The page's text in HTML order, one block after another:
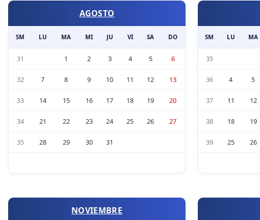
AGOSTO
SM LU MA MI JU VI SA DO
31 1 2 3 4 5 6
32 7 8 9 10 11 12 13
33 14 15 16 17 18 19 20
34 21 22 23 24 25 26 27
35 28 29 30 31
SM LU MA
35
36 4 5
37 11 12
38 18 19
39 25 26
NOVIEMBRE